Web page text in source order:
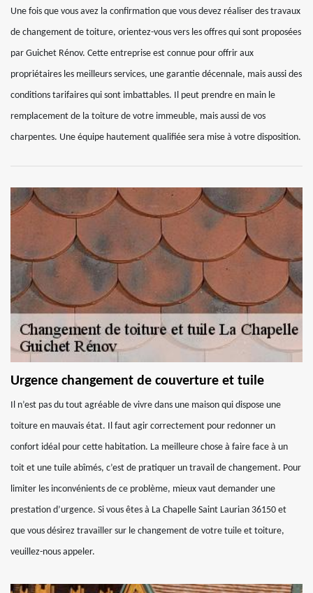
Une fois que vous avez la confirmation que vous devez réaliser des travaux
de changement de toiture, orientez-vous vers les offres qui sont proposées
par Guichet Rénov. Cette entreprise est connue pour offrir aux
propriétaires les meilleurs services, une garantie décennale, mais aussi des
conditions tarifaires qui sont imbattables. Il peut prendre en main le
remplacement de la toiture de votre immeuble, mais aussi de vos
charpentes. Une équipe hautement qualifiée sera mise à votre disposition.
Urgence changement de couverture et tuile
Il n’est pas du tout agréable de vivre dans une maison qui dispose une
toiture en mauvais état. Il faut agir correctement pour redonner un
confort idéal pour cette habitation. La meilleure chose à faire face à un
toit et une tuile abîmés, c’est de pratiquer un travail de changement. Pour
limiter les inconvénients de ce problème, mieux vaut demander une
prestation d’urgence. Si vous êtes à La Chapelle Saint Laurian 36150 et
que vous désirez travailler sur le changement de votre tuile et toiture,
veuillez-nous appeler.